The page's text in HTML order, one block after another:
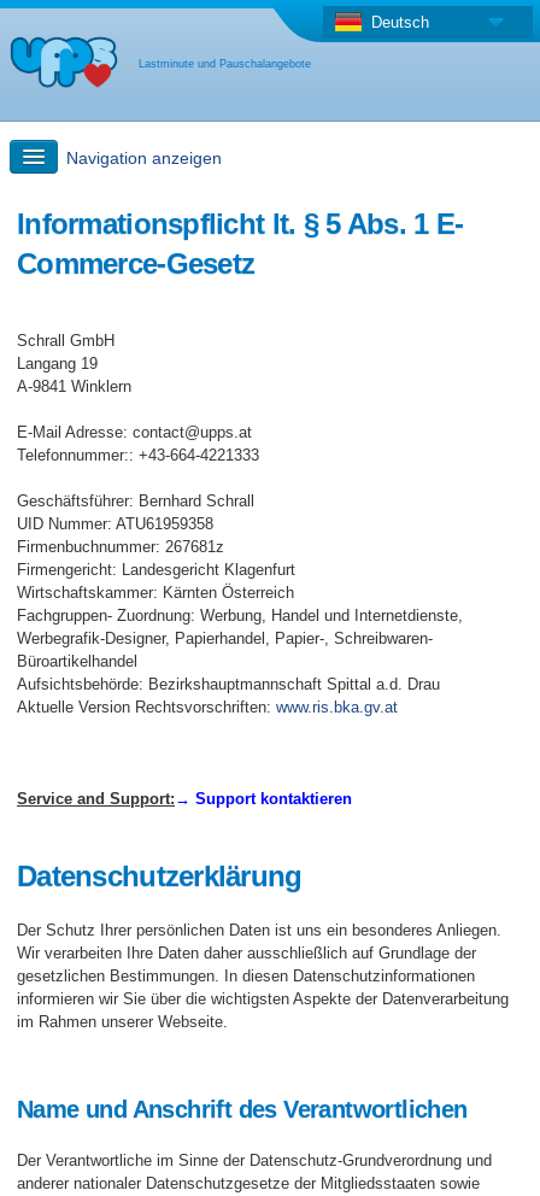
Lastminute und Pauschalangebote
Deutsch
Navigation anzeigen
Schnellsuche
Last Minute Angebot + Pauschalangebot
Anderes Land
Informationspflicht lt. § 5 Abs. 1 E-
Commerce-Gesetz
Schrall GmbH
Langang 19
A-9841 Winklern
E-Mail Adresse: contact@upps.at
Telefonnummer:: +43-664-4221333
Geschäftsführer: Bernhard Schrall
UID Nummer: ATU61959358
Firmenbuchnummer: 267681z
Firmengericht: Landesgericht Klagenfurt
Wirtschaftskammer: Kärnten Österreich
Fachgruppen- Zuordnung: Werbung, Handel und Internetdienste,
Werbegrafik-Designer, Papierhandel, Papier-, Schreibwaren-
Büroartikelhandel
Aufsichtsbehörde: Bezirkshauptmannschaft Spittal a.d. Drau
Aktuelle Version Rechtsvorschriften: www.ris.bka.gv.at
Service and Support: → Support kontaktieren
Datenschutzerklärung
Der Schutz Ihrer persönlichen Daten ist uns ein besonderes Anliegen.
Wir verarbeiten Ihre Daten daher ausschließlich auf Grundlage der
gesetzlichen Bestimmungen. In diesen Datenschutzinformationen
informieren wir Sie über die wichtigsten Aspekte der Datenverarbeitung
im Rahmen unserer Webseite.
Name und Anschrift des Verantwortlichen
Der Verantwortliche im Sinne der Datenschutz-Grundverordnung und
anderer nationaler Datenschutzgesetze der Mitgliedsstaaten sowie